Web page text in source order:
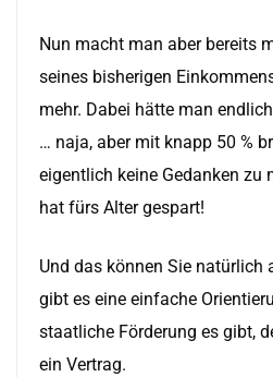
Nun macht man aber bereits
seines bisherigen
mehr. Dabei hätte man
… naja, aber mit knapp 50 %
eigentlich keine Gedanken zu
hat fürs Alter gespart!
Und das können Sie natürlich
gibt es eine einfache
staatliche Förderung es gibt,
ein Vertrag.